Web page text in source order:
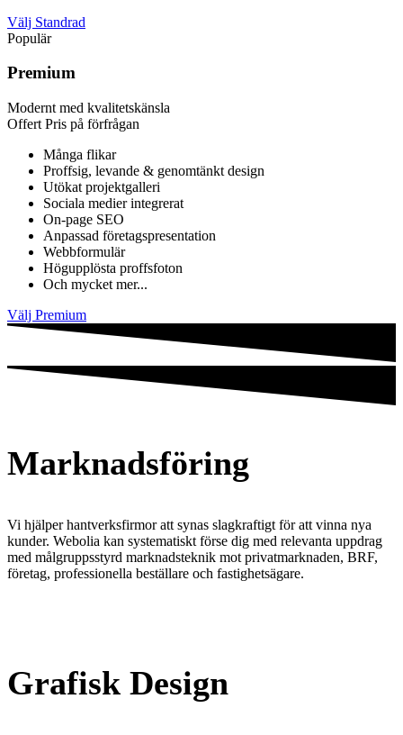
Välj Standrad
Populär
Premium
Modernt med kvalitetskänsla
Offert Pris på förfrågan
Många flikar
Proffsig, levande & genomtänkt design
Utökat projektgalleri
Sociala medier integrerat
On-page SEO
Anpassad företagspresentation
Webbformulär
Högupplösta proffsfoton
Och mycket mer...
Välj Premium
Marknadsföring
Vi hjälper hantverksfirmor att synas slagkraftigt för att vinna nya
kunder. Webolia kan systematiskt förse dig med relevanta uppdrag
med målgruppsstyrd marknadsteknik mot privatmarknaden, BRF,
företag, professionella beställare och fastighetsägare.
Grafisk Design